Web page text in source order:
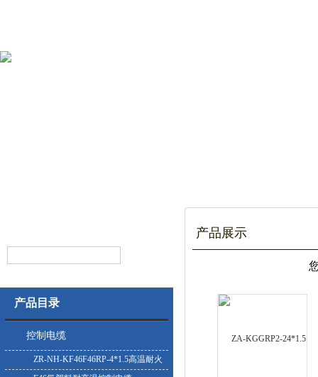
产品目录
控制电缆
ZR-NH-KF46F46RP-4*1.5高温耐火
产品展示